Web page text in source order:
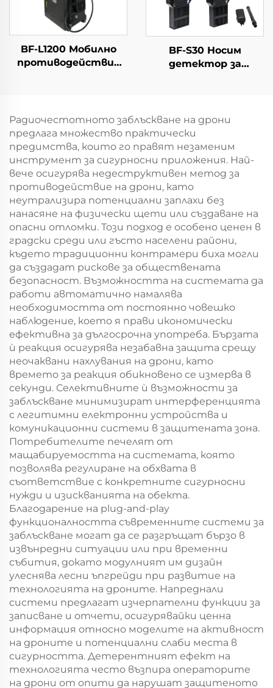
BF-L1200 Мобилно
противодействие
BF-S30 Носим
детектор за
Радиочестотното заблъскване на дрони
предлага множество практически
предимства, които го правят незаменим
инструмент за сигурносни приложения. Най-
вече осигурява недеструктивен метод за
противодействие на дрони, като
неутрализира потенциални заплахи без
нанасяне на физически щети или създаване на
опасни отломки. Този подход е особено ценен в
градски среди или гъсто населени райони,
където традиционни контрамери биха могли
да създадат рискове за обществената
безопасност. Възможността на системата да
работи автоматично намалява
необходимостта от постоянно човешко
наблюдение, което я прави икономически
ефективна за дългосрочна употреба. Бързата
ѝ реакция осигурява незабавна защита срещу
неочаквани нахлувания на дрони, като
времето за реакция обикновено се измерва в
секунди. Селективните ѝ възможности за
заблъскване минимизират интерференцията
с легитимни електронни устройства и
комуникационни системи в защитената зона.
Потребителите печелят от
мащабируемостта на системата, която
позволява регулиране на обхвата в
съответствие с конкретните сигурносни
нужди и изискванията на обекта.
Благодарение на plug-and-play
функционалността съвременните системи за
заблъскване могат да се разгръщат бързо в
извънредни ситуации или при временни
събития, докато модулният им дизайн
улеснява лесни ъпгрейди при развитие на
технологията на дроните. Напреднали
системи предлагат изчерпателни функции за
записване и отчети, осигурявайки ценна
информация относно моделите на активност
на дроните и потенциални слаби места в
сигурността. Детерентният ефект на
технологията често възпира операторите
на дрони от опити да нарушат защитеното